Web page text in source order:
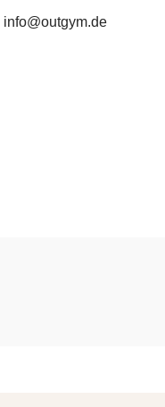
info@outgym.de